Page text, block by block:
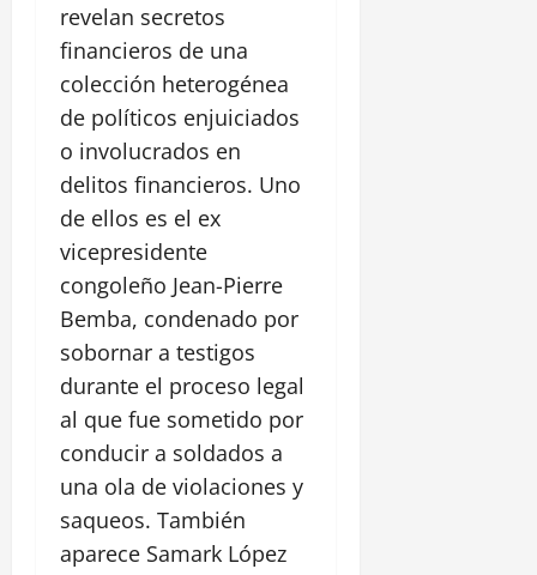
revelan secretos
financieros de una
colección heterogénea
de políticos enjuiciados
o involucrados en
delitos financieros. Uno
de ellos es el ex
vicepresidente
congoleño Jean-Pierre
Bemba, condenado por
sobornar a testigos
durante el proceso legal
al que fue sometido por
conducir a soldados a
una ola de violaciones y
saqueos. También
aparece Samark López